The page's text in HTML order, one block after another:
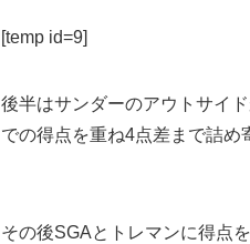
[temp id=9]
後半はサンダーのアウトサイ
での得点を重ね4点差まで詰め
その後SGAとトレマンに得点